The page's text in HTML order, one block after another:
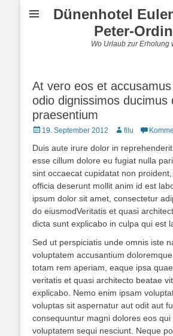
Dünenhotel
Peter-
Wo Urlaub zur Erholung
At vero eos et
odio dignissimos ducimus
praesentium
Posted
19. September 2012 Autor
filu
Duis aute irure dolor in
esse cillum dolore eu fugiat nulla
sint occaecat cupidatat non
officia deserunt mollit anim id est
ipsum dolor sit amet, consectetur
do eiusmodVeritatis et quasi
dicta sunt explicabo in culpa qui est
Sed ut perspiciatis unde omnis iste
voluptatem accusantium doloremque
totam rem aperiam, eaque ipsa
veritatis et quasi architecto beatae
explicabo. Nemo enim ipsam
voluptas sit aspernatur aut odit aut
consequuntur magni dolores eos qui
voluptatem sequi nesciunt. Neque